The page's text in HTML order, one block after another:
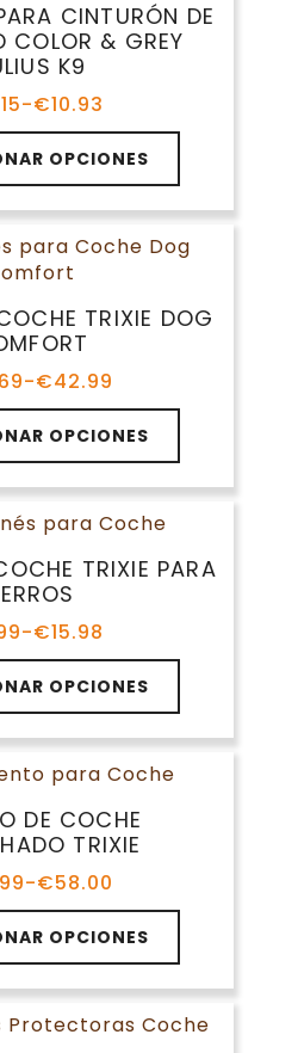
CINTURÓN DE
COLOR & GREY
K9
-€10.93
Rango
de
precios:
desde
€10.15
hasta
€10.93
OPCIONES
TRIXIE DOG
-€42.99
Rango
de
precios:
desde
€33.69
hasta
€42.99
OPCIONES
TRIXIE PARA
-€15.98
Rango
de
precios:
desde
€8.99
hasta
€15.98
OPCIONES
DE COCHE
TRIXIE
-€58.00
Rango
de
precios:
desde
€42.99
hasta
€58.00
OPCIONES